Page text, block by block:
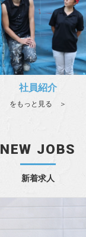
社員紹介
をもっと見る ＞
新着求人
NEW JOBS